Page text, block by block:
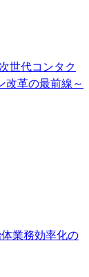
世代コンタク
改革の最前線～
業務効率化の